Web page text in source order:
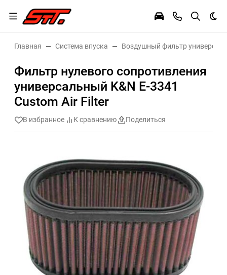
Главная Система впуска Воздушный фильтр
Фильтр нулевого сопротивления
универсальный K&N E-3341
Custom Air Filter
В избранное К сравнению Поделиться